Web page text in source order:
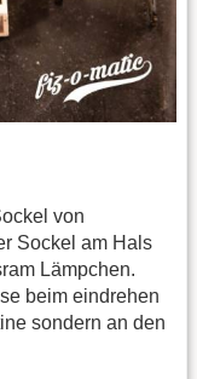
von
Sockel am Hals
Lämpchen.
beim eindrehen
sondern an den